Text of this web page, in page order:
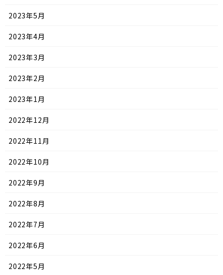
2023年5月
2023年4月
2023年3月
2023年2月
2023年1月
2022年12月
2022年11月
2022年10月
2022年9月
2022年8月
2022年7月
2022年6月
2022年5月